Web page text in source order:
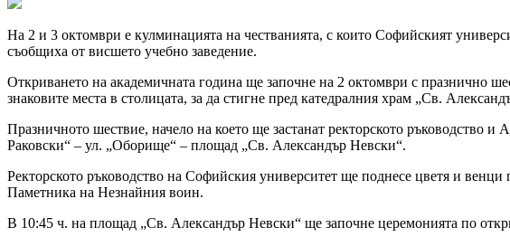
На 2 и 3 октомври е кулминацията на честванията, с които Софийският
съобщиха от висшето учебно заведение.
Откриването на академичната година ще започне на 2 октомври с празнично
знаковите места в столицата, за да стигне пред катедралния храм „Св.
Празничното шествие, начело на което ще застанат ректорското ръководство
Раковски“ – ул. „Оборище“ – площад „Св. Александър Невски“.
Ректорското ръководство на Софийския университет ще поднесе цветя и
Паметника на Незнайния воин.
В 10:45 ч. на площад „Св. Александър Невски“ ще започне церемонията по